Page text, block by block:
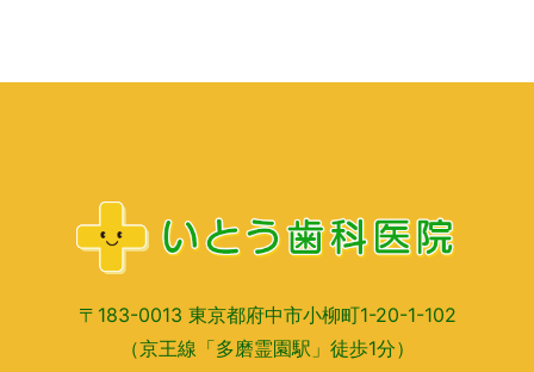
〒183-0013 東京都府中市小柳町1-20-1-102
（京王線「多磨霊園駅」徒歩1分）